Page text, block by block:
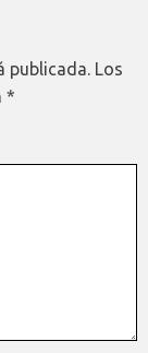
publicada. Los
*